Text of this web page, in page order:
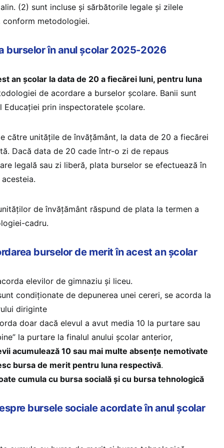
(2) sunt incluse și sărbătorile legale și zilele
conform metodologiei.
burselor în anul școlar 2025-2026
an școlar la data de 20 a fiecărei luni, pentru luna
de acordare a burselor școlare. Banii sunt
prin inspectoratele școlare.
către unitățile de învățământ, la data de 20 a fiecărei
Dacă data de 20 cade într-o zi de repaus
legală sau zi liberă, plata burselor se efectuează în
de învățământ răspund de plata la termen a
cadru.
burselor de merit în acest an școlar
elevilor de gimnaziu și liceu.
condiționate de depunerea unei cereri, se acorda la
diriginte
doar dacă elevul a avut media 10 la purtare sau
la purtare la finalul anului școlar anterior,
acumulează 10 sau mai multe absențe nemotivate
bursa de merit pentru luna respectivă.
cumula cu bursa socială și cu bursa tehnologică
bursele sociale acordate în anul școlar